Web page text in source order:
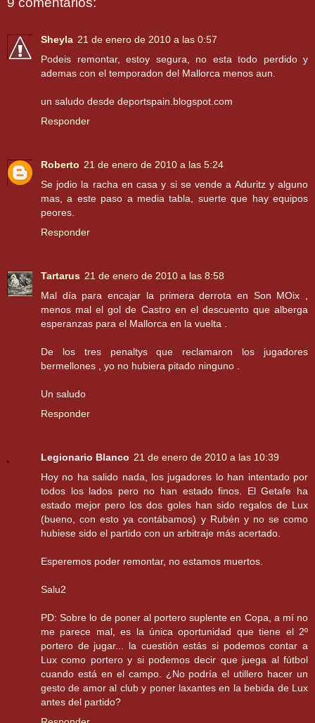
Sheyla 21 de enero de 2010 a las 0:57
Podeis remontar, estoy segura, no esta todo perdido y
ademas con el temporadon del Mallorca menos aun.
un saludo desde deportspain.blogspot.com
Responder
Roberto 21 de enero de 2010 a las 5:24
Se jodio la racha en casa y si se vende a Aduritz y alguno
mas, a este paso a media tabla, suerte que hay equipos
peores.
Responder
Tartarus 21 de enero de 2010 a las 8:58
Mal día para encajar la primera derrota en Son MOix ,
menos mal el gol de Castro en el descuento que alberga
esperanzas para el Mallorca en la vuelta .
De los tres penaltys que reclamaron los jugadores
bermellones , yo no hubiera pitado ninguno .
Un saludo
Responder
Legionario Blanco 21 de enero de 2010 a las 10:39
Hoy no ha salido nada, los jugadores lo han intentado por
todos los lados pero no han estado finos. El Getafe ha
estado mejor pero los dos goles han sido regalos de Lux
(bueno, con esto ya contábamos) y Rubén y no se como
hubiese sido el partido con un arbitraje más acertado.
Esperemos poder remontar, no estamos muertos.
Salu2
PD: Sobre lo de poner al portero suplente en Copa, a mí no
me parece mal, es la única oportunidad que tiene el 2º
portero de jugar... la cuestión estás si podemos contar a
Lux como portero y si podemos decir que juega al fútbol
cuando está en el campo. ¿No podría el utillero hacer un
gesto de amor al club y poner laxantes en la bebida de Lux
antes del partido?